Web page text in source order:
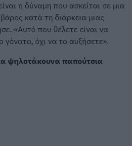
η δύναμη που ασκείται σε μια
κατά τη διάρκεια μιας
«Αυτό που θέλετε είναι να
γόνατο, όχι να το αυξήσετε».
ψηλοτάκουνα παπούτσια